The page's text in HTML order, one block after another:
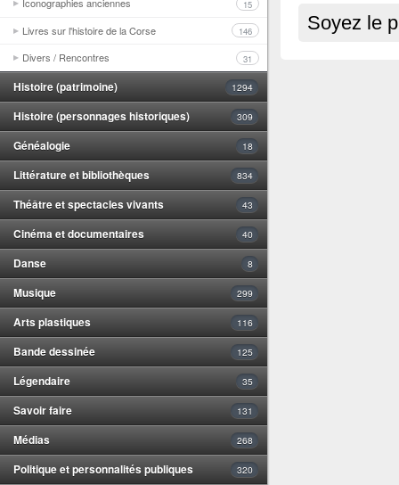
Iconographies anciennes 15
Livres sur l'histoire de la Corse 146
Divers / Rencontres 31
Histoire (patrimoine) 1294
Histoire (personnages historiques) 309
Généalogie 18
Littérature et bibliothèques 834
Théâtre et spectacles vivants 43
Cinéma et documentaires 40
Danse 8
Musique 299
Arts plastiques 116
Bande dessinée 125
Légendaire 35
Savoir faire 131
Médias 268
Politique et personnalités publiques 320
Soyez le